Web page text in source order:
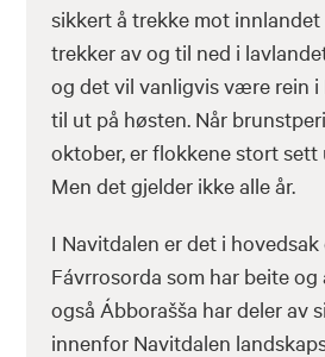
sikkert å trekke mot innlandet
trekker av og til ned i
og det vil vanligvis være rein
til ut på høsten. Når
oktober, er flokkene stort sett
Men det gjelder ikke alle år.
I Navitdalen er det i
Fávrrosorda som har beite
også Ábborašša har deler av
innenfor Navitdalen